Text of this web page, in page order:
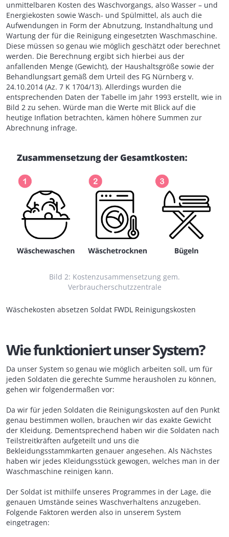
unmittelbaren Kosten des Waschvorgangs, also Wasser – und
Energiekosten sowie Wasch- und Spülmittel, als auch die
Aufwendungen in Form der Abnutzung, Instandhaltung und
Wartung der für die Reinigung eingesetzten Waschmaschine.
Diese müssen so genau wie möglich geschätzt oder berechnet
werden. Die Berechnung ergibt sich hierbei aus der
anfallenden Menge (Gewicht), der Haushaltsgröße sowie der
Behandlungsart gemäß dem Urteil des FG Nürnberg v.
24.10.2014 (Az. 7 K 1704/13). Allerdings wurden die
entsprechenden Daten der Tabelle im Jahr 1993 erstellt, wie in
Bild 2 zu sehen. Würde man die Werte mit Blick auf die
heutige Inflation betrachten, kämen höhere Summen zur
Abrechnung infrage.
Bild 2: Kostenzusammensetzung gem.
Verbraucherschutzzentrale
Wäschekosten absetzen Soldat FWDL Reinigungskosten
Wie funktioniert unser System?
Da unser System so genau wie möglich arbeiten soll, um für
jeden Soldaten die gerechte Summe herausholen zu können,
gehen wir folgendermaßen vor:
Da wir für jeden Soldaten die Reinigungskosten auf den Punkt
genau bestimmen wollen, brauchen wir das exakte Gewicht
der Kleidung. Dementsprechend haben wir die Soldaten nach
Teilstreitkräften aufgeteilt und uns die
Bekleidungsstammkarten genauer angesehen. Als Nächstes
haben wir jedes Kleidungsstück gewogen, welches man in der
Waschmaschine reinigen kann.
Der Soldat ist mithilfe unseres Programmes in der Lage, die
genauen Umstände seines Waschverhaltens anzugeben.
Folgende Faktoren werden also in unserem System
eingetragen: